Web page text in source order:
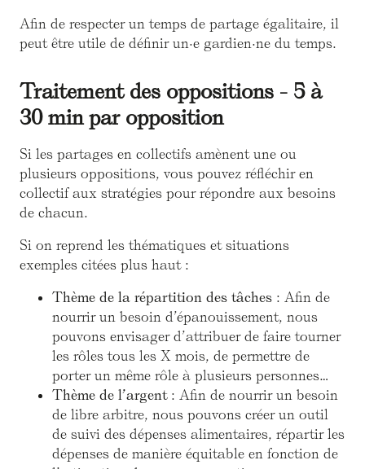
Afin de respecter un temps de partage égalitaire, il
peut être utile de définir un·e gardien·ne du temps.
Traitement des oppositions - 5 à
30 min par opposition
Si les partages en collectifs amènent une ou
plusieurs oppositions, vous pouvez réfléchir en
collectif aux stratégies pour répondre aux besoins
de chacun.
Si on reprend les thématiques et situations
exemples citées plus haut :
Thème de la répartition des tâches : Afin de
nourrir un besoin d’épanouissement, nous
pouvons envisager d’attribuer de faire tourner
les rôles tous les X mois, de permettre de
porter un même rôle à plusieurs personnes…
Thème de l’argent: Afin de nourrir un besoin
de libre arbitre, nous pouvons créer un outil
de suivi des dépenses alimentaires, répartir les
dépenses de manière équitable en fonction de